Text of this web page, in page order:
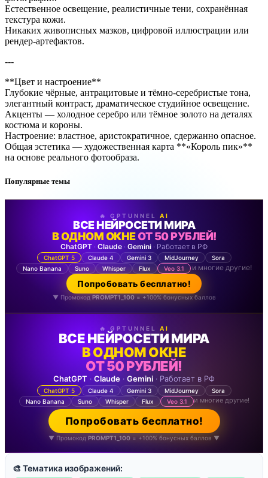
Естественное освещение, реалистичные тени, сохранённая
текстура кожи.
Никаких живописных мазков, цифровой иллюстрации или
рендер-артефактов.
---
**Цвет и настроение**
Глубокие чёрные, антрацитовые и тёмно-серебристые тона,
элегантный контраст, драматическое студийное освещение.
Акценты — холодное серебро или тёмное золото на деталях
костюма и короны.
Настроение: властное, аристократичное, сдержанно опасное.
Общая эстетика — художественная карта **«Король пик»**
на основе реального фотообраза.
Популярные темы
🔥 GPTUNNEL AI
ВСЕ НЕЙРОСЕТИ МИРА
В ОДНОМ ОКНЕОТ 50 РУБЛЕЙ!
ChatGPT · Claude · Gemini · Работает в РФ
ChatGPT 5 Claude 4 Gemini 3 MidJourney
Sora
Nano Banana
Suno Whisper Flux Veo 3.1 и многие другие!
Попробовать бесплатно!
▼ Промокод PROMPT1_100= +100% бонусных баллов
🔥 GPTUNNEL AI
ВСЕ НЕЙРОСЕТИ МИРА
В ОДНОМ ОКНЕ
ОТ 50 РУБЛЕЙ!
ChatGPT · Claude · Gemini · Работает в РФ
ChatGPT 5 Claude 4 Gemini 3 MidJourney
Sora
Nano Banana
Suno Whisper Flux Veo 3.1 и многие другие!
Попробовать бесплатно!
▼ Промокод PROMPT1_100 = +100% бонусных баллов ▼
🎨 Тематика изображений: